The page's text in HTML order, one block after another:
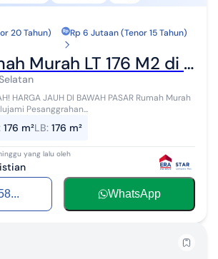
20 Tahun) Rp 6 Jutaan (Tenor 15 Tahun)
Dijual Rumah Murah LT 176 M2 di Jalan Ulujami Pesanggrahan Jakarta Selatan
HARGA JAUH DI BAWAH PASAR Rumah Murah
Pesanggrahan...
176 m²LB: 176 m²
yang lalu oleh
WhatsApp